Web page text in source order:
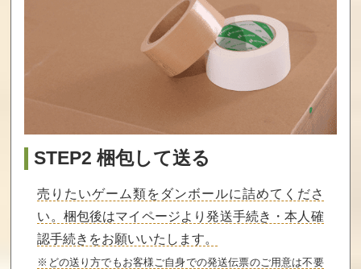
9,000
脱獄
買取価格
レイラ
買取価格
信長の野望戦国
ンドウェア
買取価格
9,000
奇々怪界 怒涛編
テム）
買取価格
8,800
買取価格
STEP2 梱包して送る
売りたいゲーム類をダンボールに詰めてくださ
い。梱包後はマイページより発送手続き・本人確
認手続きをお願いいたします。
※どの送り方でもお客様ご自身での発送伝票のご用意は不要